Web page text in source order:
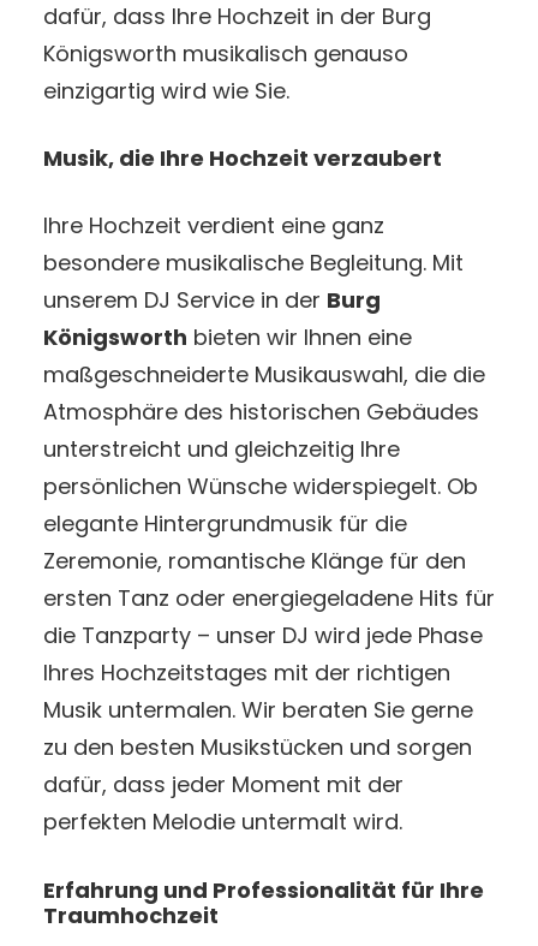
dafür, dass Ihre Hochzeit in der Burg
Königsworth musikalisch genauso
einzigartig wird wie Sie.
Musik, die Ihre Hochzeit verzaubert
Ihre Hochzeit verdient eine ganz
besondere musikalische Begleitung. Mit
unserem DJ Service in der Burg
Königsworth bieten wir Ihnen eine
maßgeschneiderte Musikauswahl, die die
Atmosphäre des historischen Gebäudes
unterstreicht und gleichzeitig Ihre
persönlichen Wünsche widerspiegelt. Ob
elegante Hintergrundmusik für die
Zeremonie, romantische Klänge für den
ersten Tanz oder energiegeladene Hits für
die Tanzparty – unser DJ wird jede Phase
Ihres Hochzeitstages mit der richtigen
Musik untermalen. Wir beraten Sie gerne
zu den besten Musikstücken und sorgen
dafür, dass jeder Moment mit der
perfekten Melodie untermalt wird.
Erfahrung und Professionalität für Ihre
Traumhochzeit